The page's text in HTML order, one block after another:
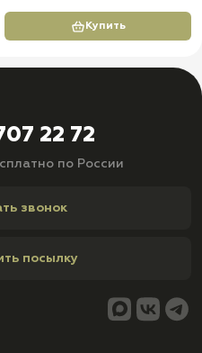
Купить
22 72
по России
звонок
посылку